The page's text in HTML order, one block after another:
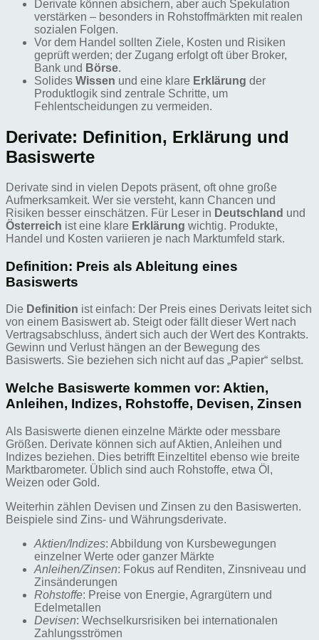
Derivate können absichern, aber auch Spekulation
verstärken – besonders in Rohstoffmärkten mit realen
sozialen Folgen.
Vor dem Handel sollten Ziele, Kosten und Risiken
geprüft werden; der Zugang erfolgt oft über Broker,
Bank und Börse.
Solides Wissen und eine klare Erklärung der
Produktlogik sind zentrale Schritte, um
Fehlentscheidungen zu vermeiden.
Derivate: Definition, Erklärung und
Basiswerte
Derivate sind in vielen Depots präsent, oft ohne große
Aufmerksamkeit. Wer sie versteht, kann Chancen und
Risiken besser einschätzen. Für Leser in Deutschland und
Österreich ist eine klare Erklärung wichtig. Produkte,
Handel und Kosten variieren je nach Marktumfeld stark.
Definition: Preis als Ableitung eines
Basiswerts
Die Definition ist einfach: Der Preis eines Derivats leitet sich
von einem Basiswert ab. Steigt oder fällt dieser Wert nach
Vertragsabschluss, ändert sich auch der Wert des Kontrakts.
Gewinn und Verlust hängen an der Bewegung des
Basiswerts. Sie beziehen sich nicht auf das „Papier“ selbst.
Welche Basiswerte kommen vor: Aktien,
Anleihen, Indizes, Rohstoffe, Devisen, Zinsen
Als Basiswerte dienen einzelne Märkte oder messbare
Größen. Derivate können sich auf Aktien, Anleihen und
Indizes beziehen. Dies betrifft Einzeltitel ebenso wie breite
Marktbarometer. Üblich sind auch Rohstoffe, etwa Öl,
Weizen oder Gold.
Weiterhin zählen Devisen und Zinsen zu den Basiswerten.
Beispiele sind Zins- und Währungsderivate.
Aktien/Indizes: Abbildung von Kursbewegungen
einzelner Werte oder ganzer Märkte
Anleihen/Zinsen: Fokus auf Renditen, Zinsniveau und
Zinsänderungen
Rohstoffe: Preise von Energie, Agrargütern und
Edelmetallen
Devisen: Wechselkursrisiken bei internationalen
Zahlungsströmen